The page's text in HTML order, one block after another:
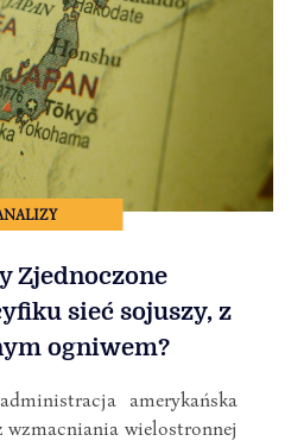
Zjednoczone
sieć sojuszy, z
ogniwem?
amerykańska
wzmacniania wielostronnej